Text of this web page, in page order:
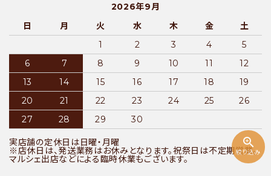
zoom_in
絞り込み
2026年9月
日
月 火 水 木 金
土
1
2 3 4
5
6
7 8 9 10 11
12
13
14 15 16 17 18
19
20
21 22 23 24 25
26
27
28 29 30
実店舗の定休日は日曜・月曜
※店休日は、発送業務はお休みとなります。祝祭日は不定期営業。
マルシェ出店などによる臨時休業もございます。